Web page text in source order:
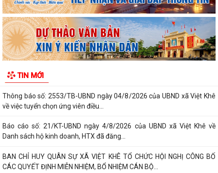
TIN MỚI
Thông báo số: 159/TB-TTPVHCC ngày 4/8/2026 của UBND xã Việt
Khê Niêm yết về việc Bãi bỏ một số...
Kế hoạch số 105-KH-ĐU ngày 25/5/2026 của Đảng ủy xã Việt Khê về
việc tuyên truyền thực hiện Chỉ thị...
Khê Niêm yết về việc Bãi bỏ một số...
Thông báo số: 2553/TB-UBND ngày 04/8/2026 của UBND xã Việt Khê
về việc tuyển chọn ứng viên điều...
Báo cáo số: 21/KT-UBND ngày 4/8/2026 của UBND xã Việt Khê về
Danh sách hộ kinh doanh, HTX đã đăng...
BAN CHỈ HUY QUÂN SỰ XÃ VIỆT KHÊ TỔ CHỨC HỘI NGHỊ CÔNG BỐ
CÁC QUYẾT ĐỊNH MIỄN NHIỆM, BỔ NHIỆM CÁN BỘ...